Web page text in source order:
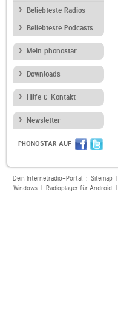
Beliebteste Radios
Beliebteste Podcasts
Mein phonostar
Downloads
Hilfe & Kontakt
Newsletter
PHONOSTAR AUF
Dein Internetradio-Portal : Sitemap|
Windows| Radioplayer für Android|